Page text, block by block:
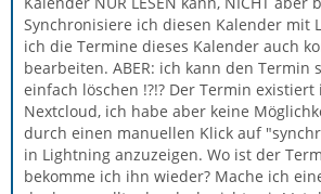
Synchronisiere ich diesen Kalender mit
ich die Termine dieses Kalender auch
bearbeiten. ABER: ich kann den Termin
einfach löschen !?!? Der Termin
Nextcloud, ich habe aber keine
durch einen manuellen Klick auf
in Lightning anzuzeigen. Wo ist der
bekomme ich ihn wieder? Mache ich